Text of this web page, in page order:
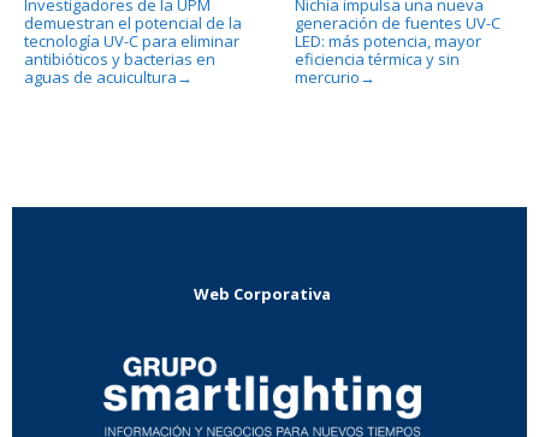
Investigadores de la UPM
demuestran el potencial de la
tecnología UV-C para eliminar
antibióticos y bacterias en
aguas de acuicultura →
Nichia impulsa una nueva
generación de fuentes UV-C
LED: más potencia, mayor
eficiencia térmica y sin
mercurio →
Web Corporativa